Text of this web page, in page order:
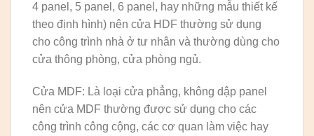
4 panel, 5 panel, 6 panel, hay những mẫu thiết kế
theo định hình) nên cửa HDF thường sử dụng
cho công trình nhà ở tư nhân và thường dùng cho
cửa thông phòng, cửa phòng ngủ.
Cửa MDF: Là loại cửa phẳng, không dập panel
nên cửa MDF thường được sử dụng cho các
công trình công cộng, các cơ quan làm việc hay